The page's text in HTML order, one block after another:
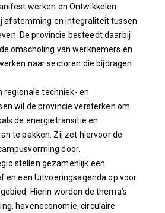
werken en Ontwikkelen
afstemming en integraliteit tussen
De provincie besteedtdaarbij
omscholing van werknemers en
naar sectoren die bijdragen
techniek- en
wil de provincie versterken om
de energietransitie en
te pakken. Zij zet hiervoor de
door.
stellen gezamenlijk een
en een Uitvoeringsagenda op voor
Hierin worden de thema’s
haveneconomie, circulaire